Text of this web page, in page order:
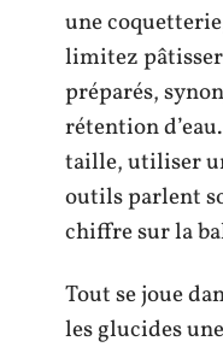
une
limitez
préparés,
rétention
taille, utiliser
outils parlent
chiffre sur la
Tout se joue
les glucides